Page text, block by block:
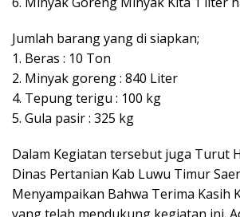
Jumlah barang yang di siapkan;
1. Beras : 10 Ton
2. Minyak goreng : 840 Liter
4. Tepung terigu : 100 kg
5. Gula pasir : 325 kg
Dalam Kegiatan tersebut juga Turut
Dinas Pertanian Kab Luwu Timur
Menyampaikan Bahwa Terima Kasih
yang telah mendukung kegiatan ini.